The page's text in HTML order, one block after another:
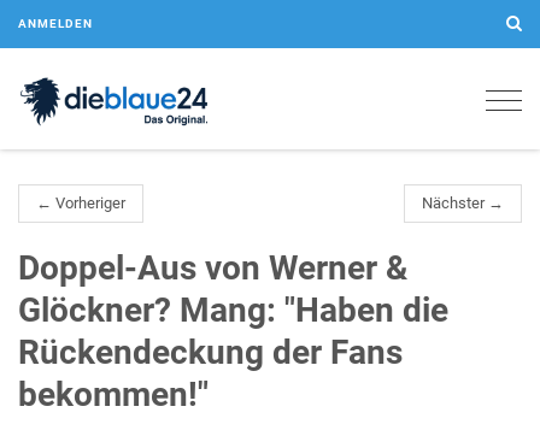
ANMELDEN
← Vorheriger Nächster →
Doppel-Aus von Werner &
Glöckner? Mang: "Haben die
Rückendeckung der Fans
bekommen!"